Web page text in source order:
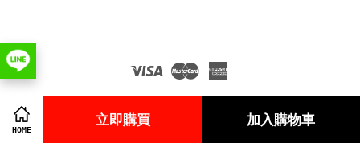
HOME
立即購買 加入購物車
Visa Master